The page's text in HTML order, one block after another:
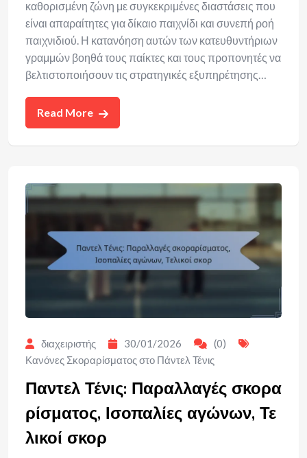
καθορισμένη ζώνη με συγκεκριμένες διαστάσεις που
είναι απαραίτητες για δίκαιο παιχνίδι και συνεπή ροή
παιχνιδιού. Η κατανόηση αυτών των κατευθυντήριων
γραμμών βοηθά τους παίκτες και τους προπονητές να
βελτιστοποιήσουν τις στρατηγικές εξυπηρέτησης…
Read More
διαχειριστής 30/01/2026
(0)
Κανόνες Σκοραρίσματος στο Πάντελ Τένις
Παντελ Τένις: Παραλλαγές σκορα
ρίσματος, Ισοπαλίες αγώνων, Τε
λικοί σκορ